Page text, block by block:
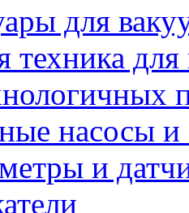
для
техника
насосы и
и